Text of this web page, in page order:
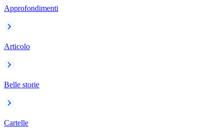
Approfondimenti
Articolo
Belle storie
Cartelle